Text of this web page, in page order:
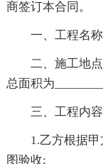
商签订本合同。
一、工程名称
二、施工地
总面积为
三、工程内容
1.乙方根据
图验收;